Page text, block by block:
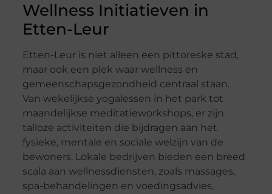
Wellness Initiatieven in
Etten-Leur
Etten-Leur is niet alleen een pittoreske stad,
maar ook een plek waar wellness en
gemeenschapsgezondheid centraal staan.
Van wekelijkse yogalessen in het park tot
maandelijkse meditatieworkshops, er zijn
talloze activiteiten die bijdragen aan het
fysieke, mentale en sociale welzijn van de
bewoners. Lokale bedrijven bieden een breed
scala aan wellnessdiensten, zoals massages,
spa-behandelingen en voedingsadvies,